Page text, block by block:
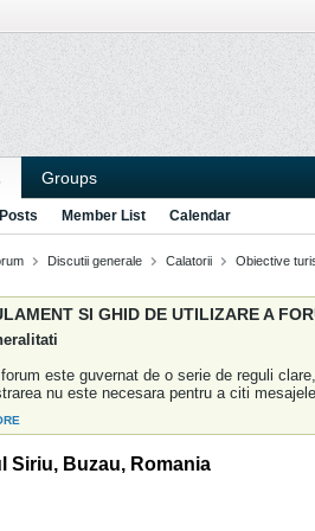
Groups
Member List Calendar
Discutii generale Calatorii Obiective
SI GHID DE UTILIZARE A
este guvernat de o serie de reguli
nu este necesara pentru a citi
Siriu, Buzau, Romania